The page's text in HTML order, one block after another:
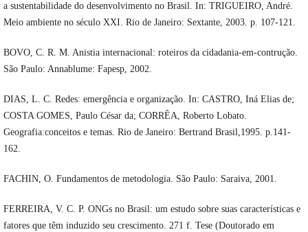
a sustentabilidade do desenvolvimento no Brasil. In: TRIGUEIRO, André.
Meio ambiente no século XXI. Rio de Janeiro: Sextante, 2003. p. 107-121.
BOVO, C. R. M. Anistia internacional: roteiros da cidadania-em-contrução.
São Paulo: Annablume: Fapesp, 2002.
DIAS, L. C. Redes: emergência e organização. In: CASTRO, Iná Elias de;
COSTA GOMES, Paulo César da; CORRÊA, Roberto Lobato.
Geografia:conceitos e temas. Rio de Janeiro: Bertrand Brasil,1995. p.141-
162.
FACHIN, O. Fundamentos de metodologia. São Paulo: Saraiva, 2001.
FERREIRA, V. C. P. ONGs no Brasil: um estudo sobre suas características e
fatores que têm induzido seu crescimento. 271 f. Tese (Doutorado em